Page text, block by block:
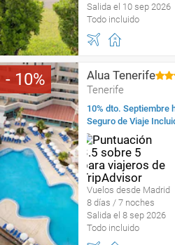
Salida el 10 sep 2026
Todo incluido
10 Alua Tenerife
Tenerife
10% dto. Septiembre
Seguro de Viaje
Vuelos desde Madrid
8 días / 7 noches
Salida el 8 sep 2026
Todo incluido